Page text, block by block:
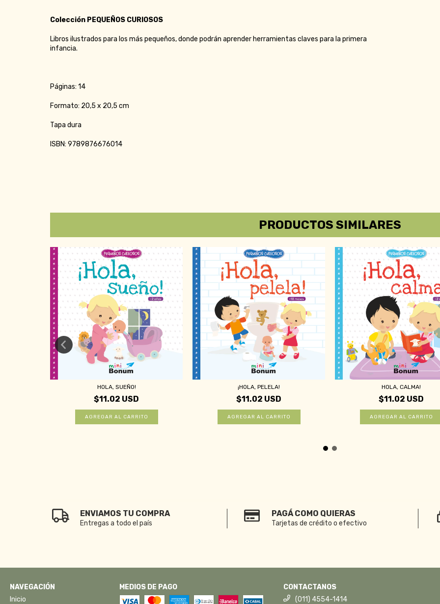
Colección PEQUEÑOS CURIOSOS
Libros ilustrados para los más pequeños, donde podrán aprender herramientas claves para la primera
infancia.
Páginas: 14
Formato: 20,5 x 20,5 cm
Tapa dura
ISBN: 9789876676014
PRODUCTOS SIMILARES
HOLA, SUEÑO!
$11.02 USD
¡HOLA, PELELA!
$11.02 USD
HOLA, CALMA!
$11.02 USD
ENVIAMOS TU COMPRA
Entregas a todo el país
PAGÁ COMO QUIERAS
Tarjetas de crédito o efectivo
NAVEGACIÓN
Inicio
MEDIOS DE PAGO
CONTACTANOS
(011) 4554-1414